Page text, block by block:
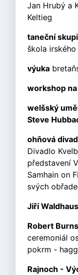
Jan Hrubý a
Keltieg
taneční
škola irského
výuka
workshop na
welšský
Steve
ohňová
Divadlo
představení
Samhain on
svých
Jiří
Robert
ceremoniál
pokrm -
Rajnoch -